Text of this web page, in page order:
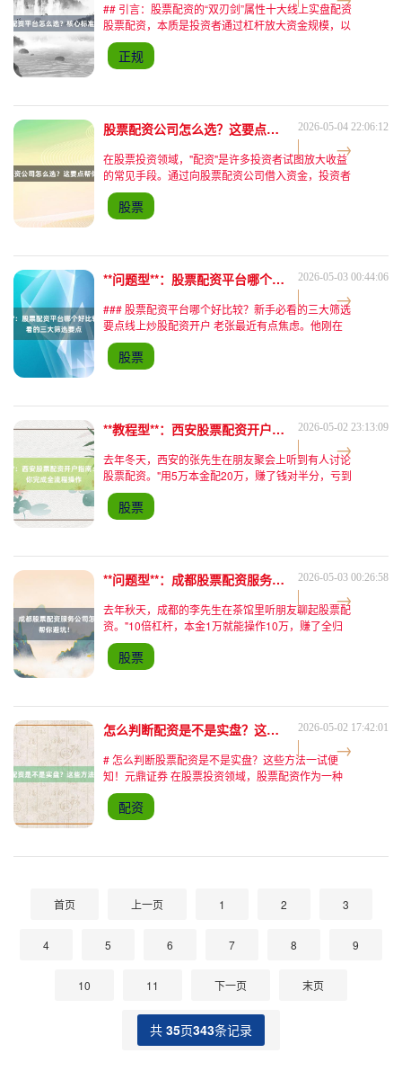
## 引言：股票配资的“双刃剑”属性十大线上实盘配资
股票配资，本质是投资者通过杠杆放大资金规模，以
小博大获取超额收益的投资工具。但近年来，行业乱
象频发——从“虚拟盘”诈骗到资金链断裂，无数投资
者因选
正规
股票配资公司怎么选？这要点帮你避坑！ 2026-05-04 22:06:12
在股票投资领域，"配资"是许多投资者试图放大收益
的常见手段。通过向股票配资公司借入资金，投资者
可以用更少的本金撬动更大的交易规模，但这也意味
着风险被同步放大。据中国证券业协会2023年发布
的《股票配资
股票
**问题型**：股票配资平台哪个好比较？新手必看的三大筛选要点 2026-05-03 00:44:06
### 股票配资平台哪个好比较？新手必看的三大筛选
要点线上炒股配资开户 老张最近有点焦虑。他刚在
股市赚了第一桶金，本金5万，一个月赚了8000块。
看着账户里的数字，他突然冒出个想法：“要是能借
点钱加杠
股票
**教程型**：西安股票配资开户指南：手把手教你完成全流程操作 2026-05-02 23:13:09
去年冬天，西安的张先生在朋友聚会上听到有人讨论
股票配资。"用5万本金配20万，赚了钱对半分，亏到
15%才平仓。"这种"以小博大"的说法让他心动不已。
但当他真正尝试开户时，却发现流程比想象中复杂得
多：平
股票
**问题型**：成都股票配资服务公司怎么选？标准帮你避坑！ 2026-05-03 00:26:58
去年秋天，成都的李先生在茶馆里听朋友聊起股票配
资。"10倍杠杆，本金1万就能操作10万，赚了全归
你！"朋友的话让他心动不已。李先生是个普通上班
族，手头有5万积蓄，一直想通过投资增加收入。他
当即联系了朋
股票
怎么判断配资是不是实盘？这些方法一试便知！ 2026-05-02 17:42:01
# 怎么判断股票配资是不是实盘？这些方法一试便
知！元鼎证券 在股票投资领域，股票配资作为一种
利用杠杆放大收益的工具，吸引了不少投资者的目
光。然而，市场上配资平台鱼龙混杂，如何判断股票
配资是否为实盘交易
配资
首页 上一页 1 2 3
4 5 6 7 8 9
10 11 下一页 末页
共 35页343条记录